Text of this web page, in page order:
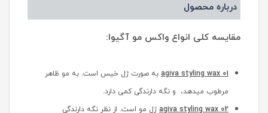
درباره محصول
مقایسه کلی انواع واکس مو آگیوا:
agiva styling wax 01 به صورت ژل خیس است. به مو ظاهر
مرطوب میدهد، و نگه دارندگی کمی دارد.
agiva styling wax 02 ژل مو است. از نظر نگه دارندگی